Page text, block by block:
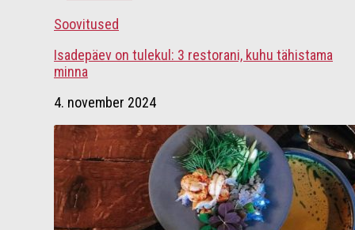
Soovitused
Isadepäev on tulekul: 3 restorani, kuhu tähistama
minna
4. november 2024